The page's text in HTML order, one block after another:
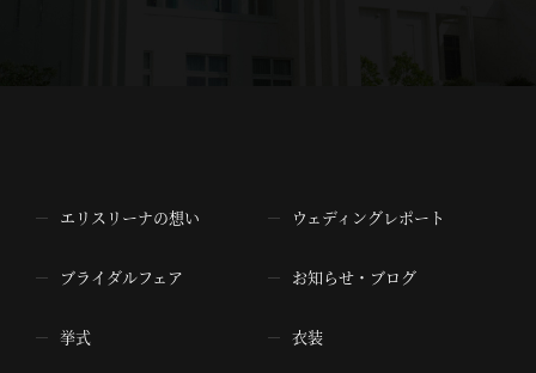
エリスリーナの想い
ブライダルフェア
挙式
ウェディングレポート
お知らせ・ブログ
衣装